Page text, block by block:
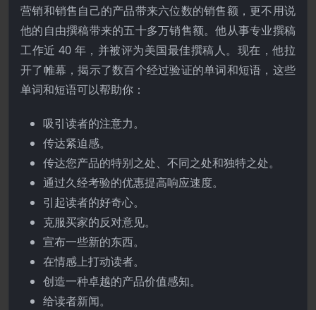
营销和销售自己的产品带来六位数的销售额，更不用说
他的自由撰稿带来的五十多万销售额。他从事专业撰稿
工作近 40 年，并被评为美国最佳撰稿人。现在，他拉
开了帷幕，揭示了数百个经过验证的单词和短语，这些
单词和短语可以帮助你：
吸引读者的注意力。
传达紧迫感。
传达您产品的特别之处、不同之处和独特之处。
通过久经考验的优惠提高响应速度。
引起读者的好奇心。
克服买家的反对意见。
宣布一些新的东西。
在情感上打动读者。
创造一种卓越的产品价值感知。
给读者新闻。